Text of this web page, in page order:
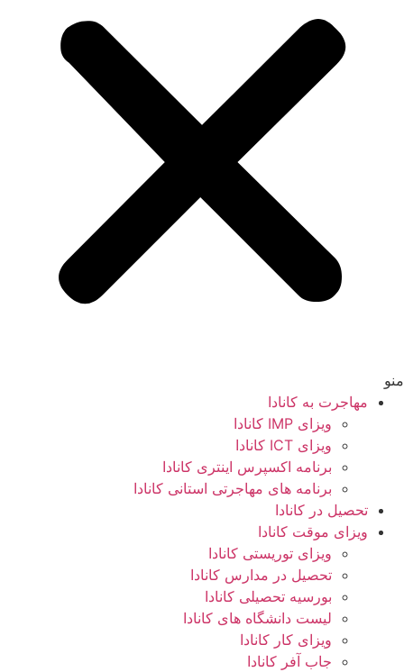
منو
مهاجرت به کانادا
ویزای IMP کانادا
ویزای ICT کانادا
برنامه اکسپرس اینتری کانادا
برنامه های مهاجرتی استانی کانادا
تحصیل در کانادا
ویزای موقت کانادا
ویزای توریستی کانادا
تحصیل در مدارس کانادا
بورسیه تحصیلی کانادا
لیست دانشگاه های کانادا
ویزای کار کانادا
جاب آفر کانادا